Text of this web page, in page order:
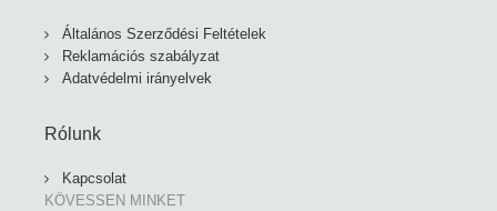
Általános Szerződési Feltételek
Reklamációs szabályzat
Adatvédelmi irányelvek
Rólunk
Kapcsolat
KÖVESSEN MINKET